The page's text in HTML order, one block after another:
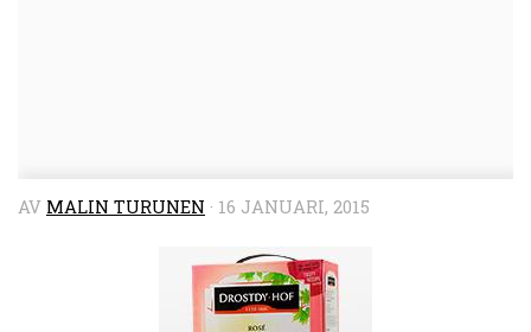
AV MALIN TURUNEN · 16 JANUARI, 2015